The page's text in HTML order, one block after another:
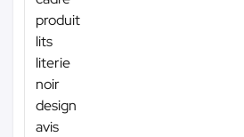
produit
lits
literie
noir
design
avis